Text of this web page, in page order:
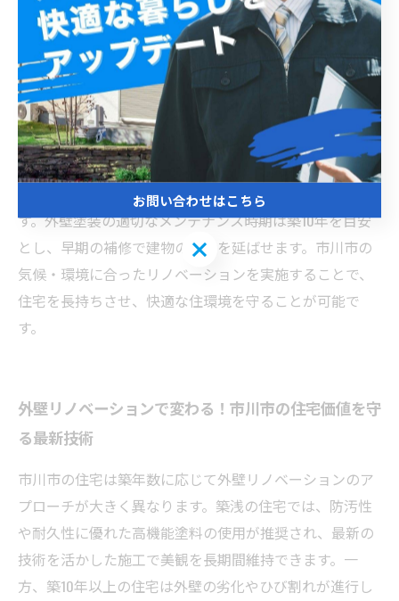
が混在しており、それぞれに適した外壁リノベーション
戦略が必要です。築浅住宅では、耐久性の高い塗料を使
用し、美観を維持しつつ紫外線や雨風から保護すること
が重要です。一方、築古住宅は既存の外壁の劣化状態を
丁寧に調査し、下地補修や防水処理を重点的に行う必要
があります。市川市は湿度が高く、台風の影響も受けや
すいため、防カビ・防藻効果のある塗料選びが欠かせま
せん。また、通気性の確保やひび割れ防止対策も有効で
す。外壁塗装の適切なメンテナンス時期は築10年を目安
とし、早期の補修で建物の寿命を延ばせます。市川市の
気候・環境に合ったリノベーションを実施することで、
住宅を長持ちさせ、快適な住環境を守ることが可能で
す。
外壁リノベーションで変わる！市川市の住宅価値を守
る最新技術
市川市の住宅は築年数に応じて外壁リノベーションのア
プローチが大きく異なります。築浅の住宅では、防汚性
や耐久性に優れた高機能塗料の使用が推奨され、最新の
技術を活かした施工で美観を長期間維持できます。一
方、築10年以上の住宅は外壁の劣化やひび割れが進行し
お問い合わせはこちら
お問い合わせはこちら